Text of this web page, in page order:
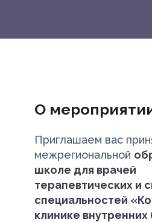
О
Приглашаем вас
межрегиональной
школе для врачей
терапевтических и
специальностей
клинике